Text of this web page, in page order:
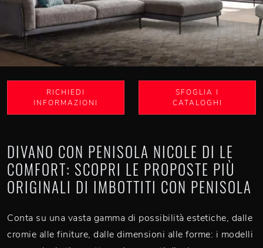
RICHIEDI
INFORMAZIONI
SFOGLIA I
CATALOGHI
DIVANO CON PENISOLA NICOLE DI LE
COMFORT: SCOPRI LE PROPOSTE PIÙ
ORIGINALI DI IMBOTTITI CON PENISOLA
Conta su una vasta gamma di possibilità estetiche, dalle
cromie alle finiture, dalle dimensioni alle forme: i modelli